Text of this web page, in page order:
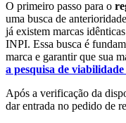
O primeiro passo para o
uma busca de
já existem marcas
INPI. Essa busca é
marca e garantir que sua
a pesquisa de
Após a verificação da
dar entrada no pedido de